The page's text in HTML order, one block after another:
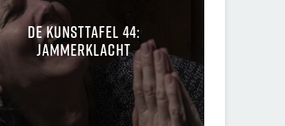
De kunsttafel 44:
Jammerklacht